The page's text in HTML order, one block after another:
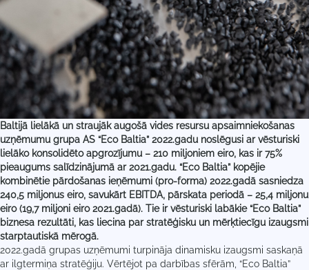
Baltijā lielākā un straujāk augošā vides resursu apsaimniekošanas
uzņēmumu grupa AS “Eco Baltia” 2022.gadu noslēgusi ar vēsturiski
lielāko konsolidēto apgrozījumu – 210 miljoniem eiro, kas ir 75%
pieaugums salīdzinājumā ar 2021.gadu. “Eco Baltia” kopējie
kombinētie pārdošanas ieņēmumi (pro-forma) 2022.gadā sasniedza
240,5 miljonus eiro, savukārt EBITDA, pārskata periodā – 25,4 miljonu
eiro (19,7 miljoni eiro 2021.gadā). Tie ir vēsturiski labākie “Eco Baltia”
biznesa rezultāti, kas liecina par stratēģisku un mērķtiecīgu izaugsmi
starptautiskā mērogā.
2022.gadā grupas uzņēmumi turpināja dinamisku izaugsmi saskaņā
ar ilgtermiņa stratēģiju. Vērtējot pa darbības sfērām, “Eco Baltia”